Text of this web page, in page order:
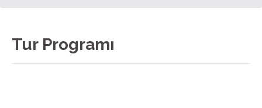
Tur Programı